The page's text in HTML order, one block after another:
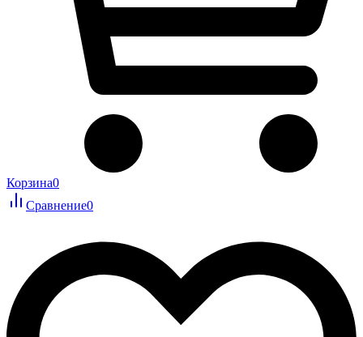
Корзина0
Сравнение0